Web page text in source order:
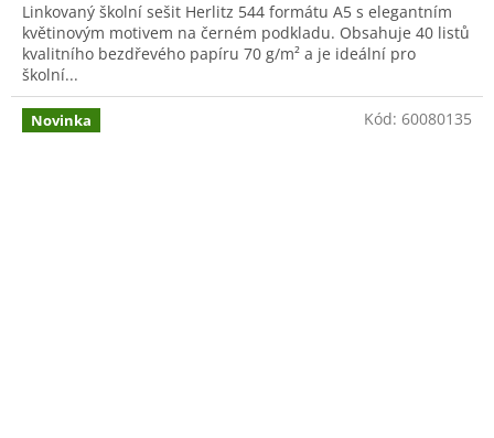
Linkovaný školní sešit Herlitz 544 formátu A5 s elegantním
květinovým motivem na černém podkladu. Obsahuje 40 listů
kvalitního bezdřevého papíru 70 g/m² a je ideální pro
školní...
Novinka Kód: 60080135